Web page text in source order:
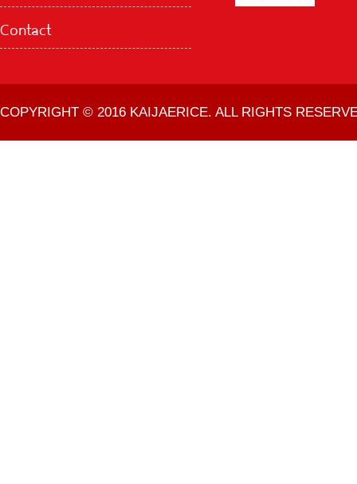
Contact
COPYRIGHT © 2016 KAIJAERICE. ALL RIGHTS